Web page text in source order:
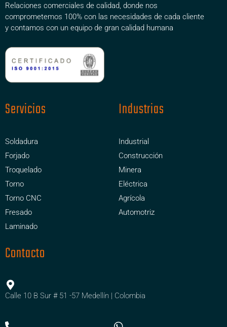
Relaciones comerciales de calidad, donde nos
comprometemos 100% con las necesidades de cada cliente
y contamos con un equipo de gran calidad humana
Servicios
Soldadura
Forjado
Troquelado
Torno
Torno CNC
Fresado
Laminado
Industrias
Industrial
Construcción
Minera
Eléctrica
Agrícola
Automotriz
Contacto
Calle 10 B Sur # 51 -57 Medellín | Colombia